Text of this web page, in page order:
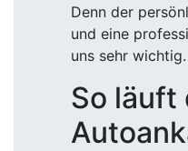
Denn der
und eine
uns sehr wichtig.
So läuft